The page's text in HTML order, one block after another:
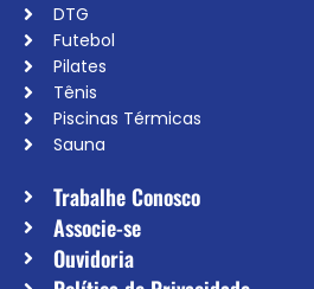
DTG
Futebol
Pilates
Tênis
Piscinas Térmicas
Sauna
Trabalhe Conosco
Associe-se
Ouvidoria